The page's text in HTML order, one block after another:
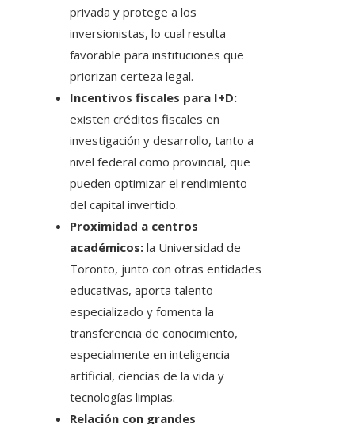
privada y protege a los
inversionistas, lo cual resulta
favorable para instituciones que
priorizan certeza legal.
Incentivos fiscales para I+D:
existen créditos fiscales en
investigación y desarrollo, tanto a
nivel federal como provincial, que
pueden optimizar el rendimiento
del capital invertido.
Proximidad a centros
académicos: la Universidad de
Toronto, junto con otras entidades
educativas, aporta talento
especializado y fomenta la
transferencia de conocimiento,
especialmente en inteligencia
artificial, ciencias de la vida y
tecnologías limpias.
Relación con grandes